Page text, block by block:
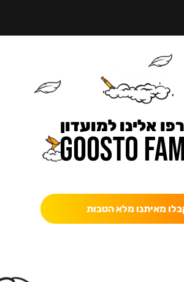
אלינו למועדון
מאיתנו מלא הטבות